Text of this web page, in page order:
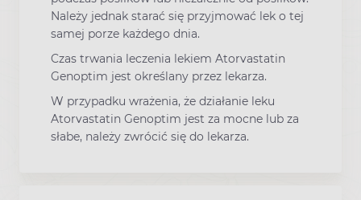
Należy jednak starać się przyjmować lek o tej
samej porze każdego dnia.
Czas trwania leczenia lekiem Atorvastatin
Genoptim jest określany przez lekarza.
W przypadku wrażenia, że działanie leku
Atorvastatin Genoptim jest za mocne lub za
słabe, należy zwrócić się do lekarza.